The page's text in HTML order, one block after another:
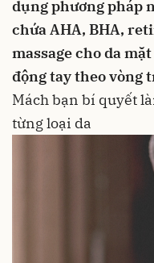
dụng phương pháp
chứaAHA, BHA,
massage cho da
động tay theo vòng
Mách bạn bí quyết
từng loại da